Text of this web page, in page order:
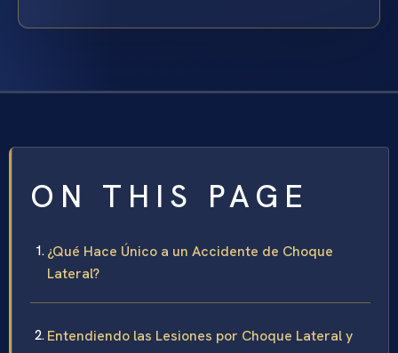
ON THIS PAGE
¿Qué Hace Único a un Accidente de Choque
Lateral?
Entendiendo las Lesiones por Choque Lateral y